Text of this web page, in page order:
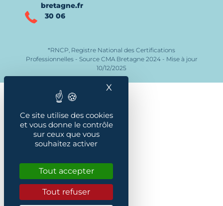
Ce site utilise des cookies
et vous donne le contrôle
sur ceux que vous
souhaitez activer
Tout accepter
Tout refuser
X
bretagne.fr
30 06
*RNCP, Registre National des Certifications
Professionnelles - Source CMA Bretagne 2024 - Mise à jour
10/12/2025